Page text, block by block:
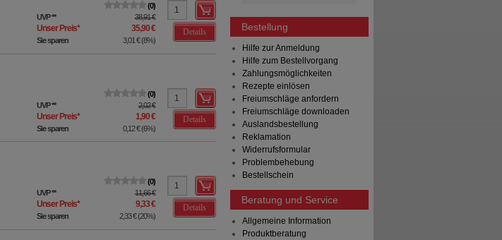
0
UVP** 38,91 €
Unser Preis* 35,90 €
Sie sparen 3,01 €(8%)
Details
0
UVP** 2,02 €
Unser Preis* 1,90 €
Sie sparen 0,12 €(6%)
Details
0
UVP** 11,66 €
Unser Preis* 9,33 €
Sie sparen 2,33 €(20%)
Details
Bestellung
Hilfe zur Anmeldung
Hilfe zum Bestellvorgang
Zahlungsmöglichkeiten
Rezepte einlösen
Freiumschläge anfordern
Freiumschläge downloaden
Auslandsbestellung
Reklamation
Widerrufsformular
Problembehebung
Bestellschein
Beratung und Service
Allgemeine Information
Produktberatung